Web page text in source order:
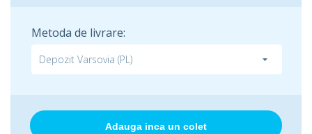
Metoda de livrare:
Adauga inca un colet